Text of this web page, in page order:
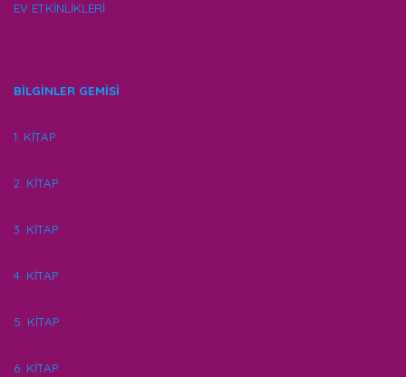
EV ETKİNLİKLERİ
BİLGİNLER GEMİSİ
1. KİTAP
2. KİTAP
3. KİTAP
4. KİTAP
5. KİTAP
6. KİTAP